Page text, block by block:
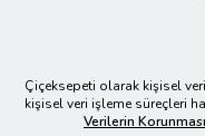
Çiçeksepeti olarak kişisel
kişisel veri işleme süreçleri
Verilerin